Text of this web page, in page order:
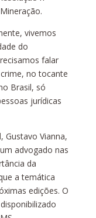
vivemos
do
falar
no tocante
Brasil, só
jurídicas
Gustavo Vianna,
advogado nas
da
a temática
edições. O